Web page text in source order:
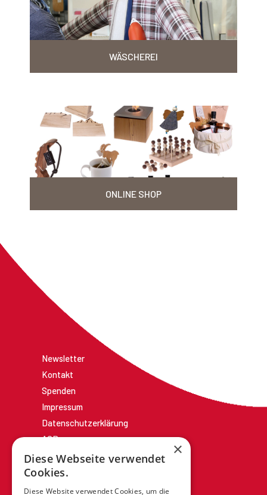
WÄSCHEREI
ONLINE SHOP
Newsletter
Kontakt
Spenden
Impressum
Datenschutzerklärung
AGBs
×
Diese Webseite verwendet
Cookies.
Diese Website verwendet Cookies, um die